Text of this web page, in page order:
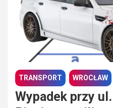
TRANSPORT WROCŁAW
Wypadek przy